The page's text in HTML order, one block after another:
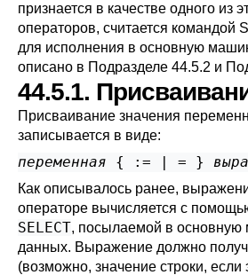
признается в качестве одного из
операторов, считается командой
для исполнения в основную
описано в Подразделе 44.5.2 и
44.5.1.
Присваивание значения
записывается в виде:
переменная { := | = }
Как описывалось ранее,
операторе вычисляется с
SELECT, посылаемой в основную
данных. Выражение должно
(возможно, значение строки,